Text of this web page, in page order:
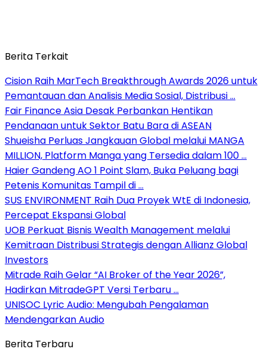
Berita Terkait
Cision Raih MarTech Breakthrough Awards 2026 untuk
Pemantauan dan Analisis Media Sosial, Distribusi …
Fair Finance Asia Desak Perbankan Hentikan
Pendanaan untuk Sektor Batu Bara di ASEAN
Shueisha Perluas Jangkauan Global melalui MANGA
MILLION, Platform Manga yang Tersedia dalam 100 …
Haier Gandeng AO 1 Point Slam, Buka Peluang bagi
Petenis Komunitas Tampil di …
SUS ENVIRONMENT Raih Dua Proyek WtE di Indonesia,
Percepat Ekspansi Global
UOB Perkuat Bisnis Wealth Management melalui
Kemitraan Distribusi Strategis dengan Allianz Global
Investors
Mitrade Raih Gelar “AI Broker of the Year 2026”,
Hadirkan MitradeGPT Versi Terbaru …
UNISOC Lyric Audio: Mengubah Pengalaman
Mendengarkan Audio
Berita Terbaru